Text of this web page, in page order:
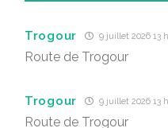
Trogour 9 juillet 2026 13
Route de Trogour
Trogour 9 juillet 2026 13
Route de Trogour